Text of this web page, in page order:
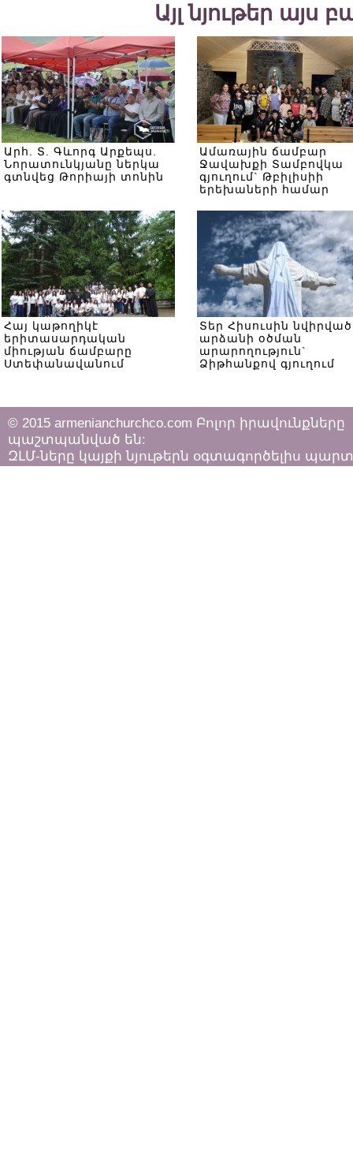
Այլ նյութեր այս
Արհ. Տ. Գևորգ Արքեպս.
Նորատունկյանը ներկա
գտնվեց Թորիայի տոնին
Ամառային ճամբար
Ջավախքի Տամբովկա
գյուղում` Թբիլիսիի
երեխաների համար
Հայ կաթողիկէ
երիտասարդական
միության ճամբարը
Ստեփանավանում
Տեր Հիսուսին նվիրված
արձանի օծման
արարողություն`
Ձիթհանքով գյուղում
© 2015 armenianchurchco.com Բոլոր իրավունքները
պաշտպանված են:
ԶԼՄ-ները կայքի նյութերն օգտագործելիս